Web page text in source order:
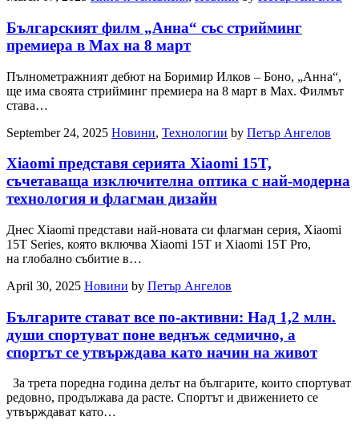
Българският филм „Анна“ със стрийминг
премиера в Max на 8 март
Пълнометражният дебют на Боримир Илков – Боно, „Анна“,
ще има своята стрийминг премиера на 8 март в Max. Филмът
става…
September 24, 2025 Новини, Технологии by Петър Ангелов
Xiaomi представя серията Xiaomi 15T,
съчетаваща изключителна оптика с най-модерна
технология и флагман дизайн
Днес Xiaomi представи най-новата си флагман серия, Xiaomi
15T Series, която включва Xiaomi 15T и Xiaomi 15T Pro,
на глобално събитие в…
April 30, 2025 Новини by Петър Ангелов
Българите стават все по-активни: Над 1,2 млн.
души спортуват поне веднъж седмично, а
спортът се утвърждава като начин на живот
За трета поредна година делът на българите, които спортуват
редовно, продължава да расте. Спортът и движението се
утвърждават като…